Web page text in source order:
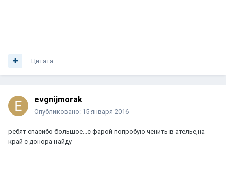
Цитата
evgnijmorak
Опубликовано: 15 января 2016
ребят спасибо большое...с фарой попробую ченить в ателье,на
край с донора найду